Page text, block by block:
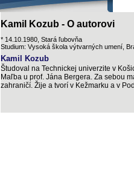
Kamil Kozub - O autorovi
* 14.10.1980, Stará ľubovňa
Studium: Vysoká škola výtvarných umení,
Kamil Kozub
Študoval na Technickej univerzite v
Maľba u prof. Jána Bergera. Za sebou
zahraničí. Žije a tvorí v Kežmarku a v